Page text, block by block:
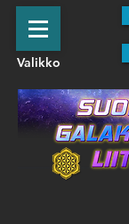
Valikko